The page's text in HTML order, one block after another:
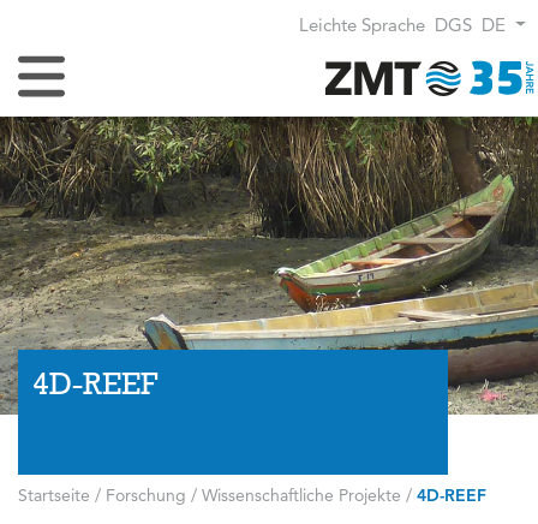
Leichte Sprache DGS DE
Navigation umschalten
4D-REEF
Startseite / Forschung / Wissenschaftliche Projekte / 4D-REEF